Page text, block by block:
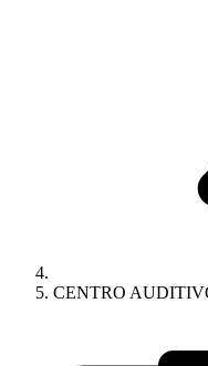
CENTRO